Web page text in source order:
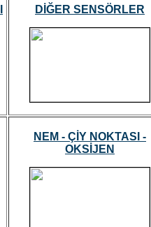
DİĞER SENSÖRLER
NEM - ÇİY NOKTASI -
OKSİJEN